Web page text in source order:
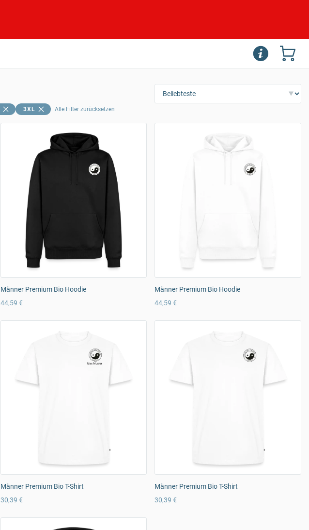
3XL Alle Filter zurücksetzen
Männer Premium Bio Hoodie
44,59 €
Männer Premium Bio Hoodie
44,59 €
Männer Premium Bio T-Shirt
30,39 €
Männer Premium Bio T-Shirt
30,39 €